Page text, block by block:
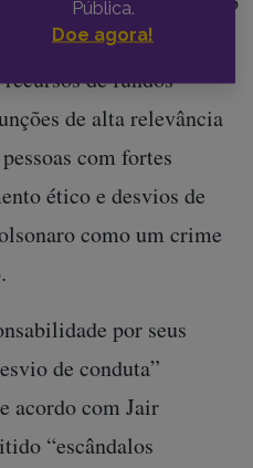
mesmo que
de fundos
de alta relevância
com fortes
ético e desvios de
como um crime
por seus
de conduta”
acordo com Jair
“escândalos
Pública.
Doe agora!